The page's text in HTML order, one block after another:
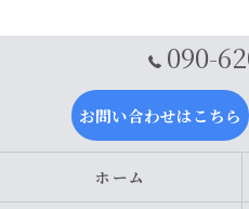
090-
お問い合わせはこちら
ホーム